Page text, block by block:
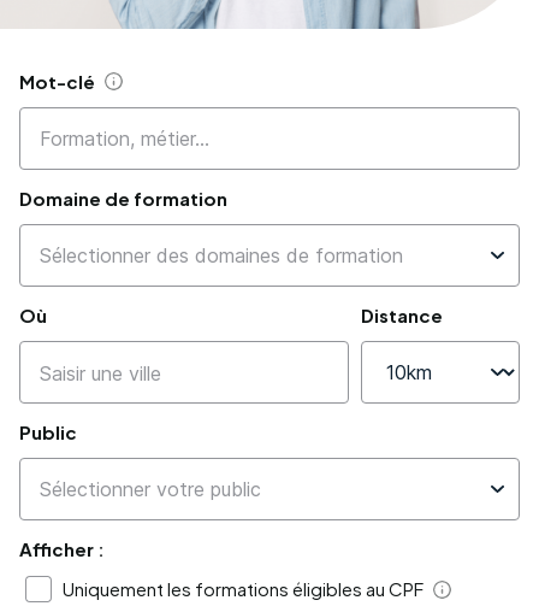
Mot-clé Aide
Domaine de formation
Où Distance
Public
Afficher :
Uniquement les formations éligibles au CPF
Aide